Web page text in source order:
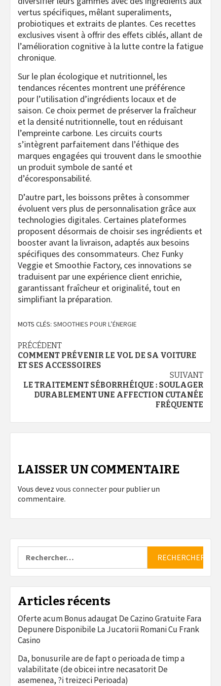
vertus spécifiques, mêlant superaliments,
probiotiques et extraits de plantes. Ces recettes
exclusives visent à offrir des effets ciblés, allant de
l’amélioration cognitive à la lutte contre la fatigue
chronique.
Sur le plan écologique et nutritionnel, les
tendances récentes montrent une préférence
pour l’utilisation d’ingrédients locaux et de
saison. Ce choix permet de préserver la fraîcheur
et la densité nutritionnelle, tout en réduisant
l’empreinte carbone. Les circuits courts
s’intègrent parfaitement dans l’éthique des
marques engagées qui trouvent dans le smoothie
un produit symbole de santé et
d’écoresponsabilité.
D’autre part, les boissons prêtes à consommer
évoluent vers plus de personnalisation grâce aux
technologies digitales. Certaines plateformes
proposent désormais de choisir ses ingrédients et
booster avant la livraison, adaptés aux besoins
spécifiques des consommateurs. Chez Funky
Veggie et Smoothie Factory, ces innovations se
traduisent par une expérience client enrichie,
garantissant fraîcheur et originalité, tout en
simplifiant la préparation.
MOTS CLÉS: SMOOTHIES POUR L’ÉNERGIE
Navigation
d’article
PRÉCÉDENT
COMMENT PRÉVENIR LE VOL DE SA VOITURE
ET SES ACCESSOIRES
SUIVANT
LE TRAITEMENT SÉBORRHÉIQUE : SOULAGER
DURABLEMENT UNE AFFECTION CUTANÉE
FRÉQUENTE
LAISSER UN COMMENTAIRE
Vous devez vous connecter pour publier un
commentaire.
Articles récents
Oferte acum Bonus adaugat De Cazino Gratuite Fara
Depunere Disponibile La Jucatorii Romani Cu Frank
Casino
Da, bonusurile are de fapt o perioada de timp a
valabilitate (de obicei intre necasatorit De
asemenea, ?i treizeci Perioada)